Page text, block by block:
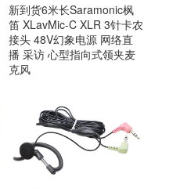
新到货6米长Saramonic枫
笛 XLavMic-C XLR 3针卡农
接头 48V幻象电源 网络直
播 采访 心型指向式领夹麦
克风